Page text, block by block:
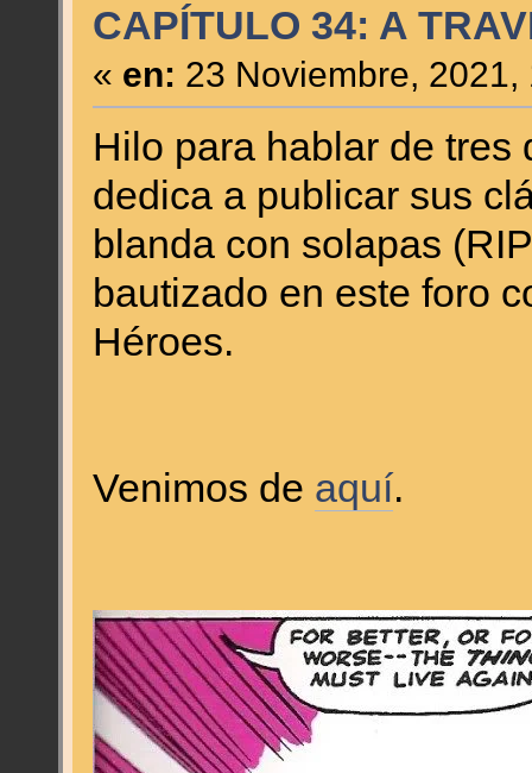
CAPÍTULO 34: A
« en: 23 Noviembre, 2021,
Hilo para hablar de
dedica a publicar sus
blanda con solapas
bautizado en este foro
Héroes.
Venimos de aquí.